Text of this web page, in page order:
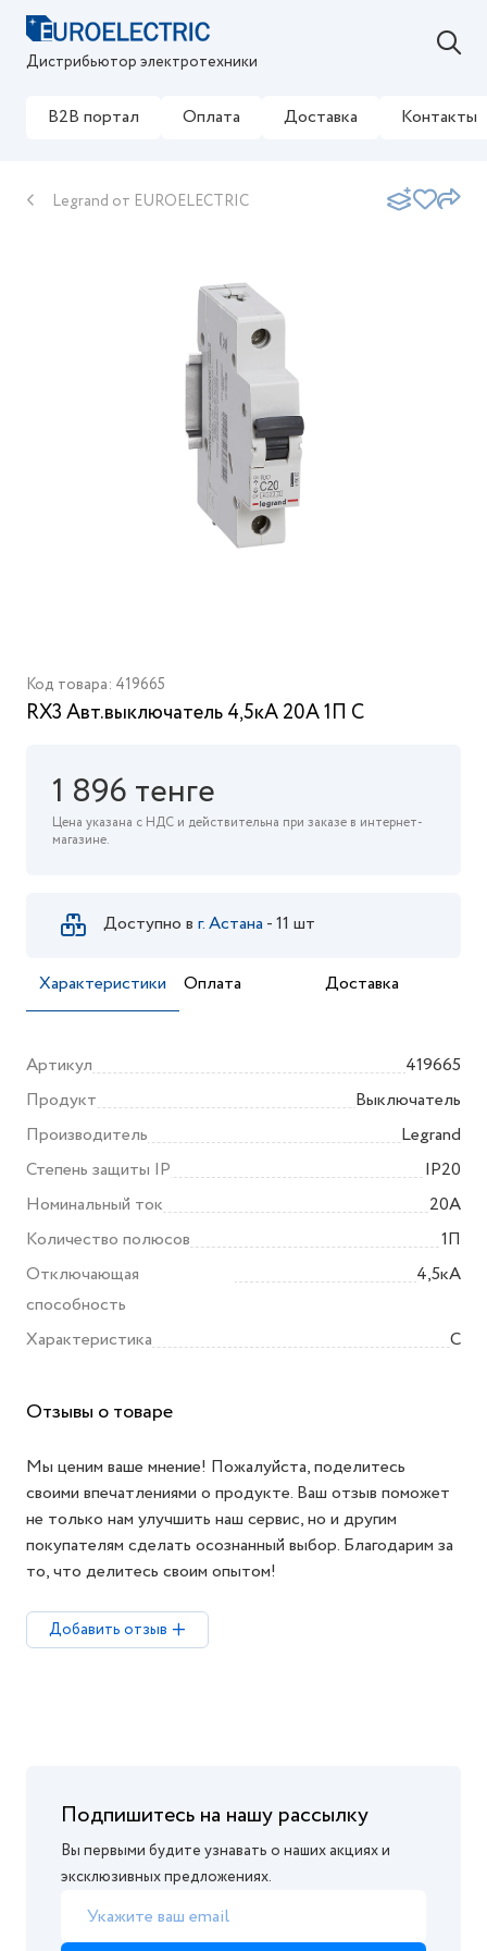
Дистрибьютор электротехники
B2B портал Оплата Доставка Контакты
Legrand от EUROELECTRIC
Код товара: 419665
RX3 Авт.выключатель 4,5кА 20А 1П C
1 896 тенге
Цена указана с НДС и действительна при заказе в интернет-
магазине.
Доступно в г. Астана - 11 шт
Характеристики Оплата Доставка
Артикул
419665
Продукт
Выключатель
Производитель
Legrand
Степень защиты IP
IP20
Номинальный ток
20А
Количество полюсов
1П
Отключающая
способность
4,5кА
Характеристика C
Отзывы о товаре
Мы ценим ваше мнение! Пожалуйста, поделитесь
своими впечатлениями о продукте. Ваш отзыв поможет
не только нам улучшить наш сервис, но и другим
покупателям сделать осознанный выбор. Благодарим за
то, что делитесь своим опытом!
Добавить отзыв
Подпишитесь на нашу рассылку
Вы первыми будите узнавать о наших акциях и
эксклюзивных предложениях.